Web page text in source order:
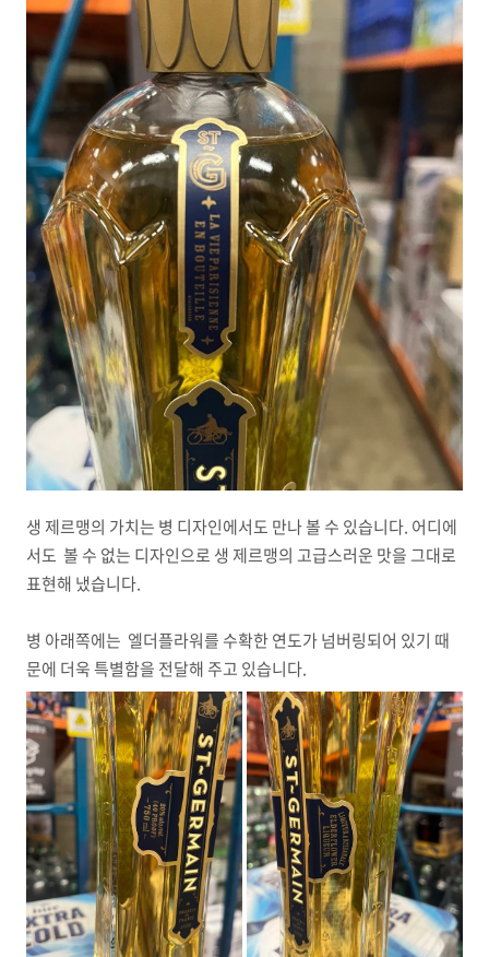
생 제르맹의 가치는 병 디자인에서도 만나 볼 수 있습니다. 어디에
서도 볼 수 없는 디자인으로 생 제르맹의 고급스러운 맛을 그대로
표현해 냈습니다.
병 아래쪽에는 엘더플라워를 수확한 연도가 넘버링되어 있기 때
문에 더욱 특별함을 전달해 주고 있습니다.